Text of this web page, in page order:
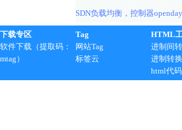
SDN负载均衡，控制器
下载专区
软件下载（提取码：
mtag）
Tag
网站Tag
标签云
HTML
进制间
进制转
html代